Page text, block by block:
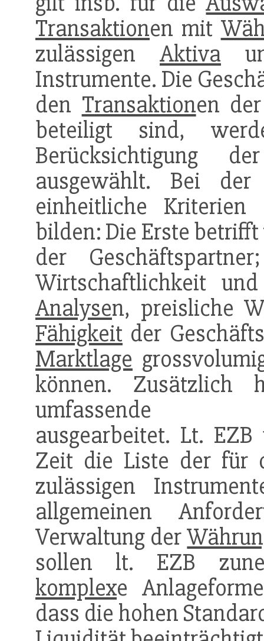
Transaktionen mit
zulässigen Aktiva
Instrumente. Die
den Transaktionen
beteiligt sind,
Berücksichtigung
ausgewählt. Bei
einheitliche
bilden: Die Erste
der
Wirtschaftlichkeit
Analysen, preisliche
Fähigkeit der
Marktlage
können.
ausgearbeitet. Lt.
Zeit die Liste der für
zulässigen
allgemeinen
Verwaltung der
sollen lt. EZB
komplexe
dass die hohen